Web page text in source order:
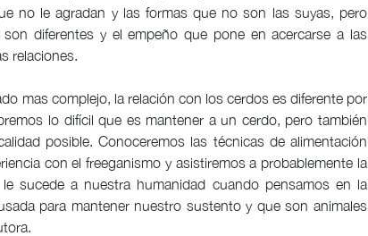
no le agradan y las formas que no son las suyas, pero
diferentes y el empeño que pone en acercarse a las
relaciones.
mas complejo, la relación con los cerdos es diferente por
lo difícil que es mantener a un cerdo, pero también
posible. Conoceremos las técnicas de alimentación
con el freeganismo y asistiremos a probablemente la
sucede a nuestra humanidad cuando pensamos en la
para mantener nuestro sustento y que son animales